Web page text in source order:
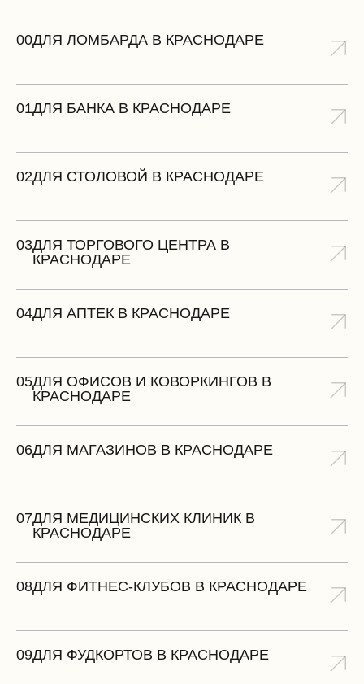
00ДЛЯ ЛОМБАРДА В КРАСНОДАРЕ
01ДЛЯ БАНКА В КРАСНОДАРЕ
02ДЛЯ СТОЛОВОЙ В КРАСНОДАРЕ
03ДЛЯ ТОРГОВОГО ЦЕНТРА В
КРАСНОДАРЕ
04ДЛЯ АПТЕК В КРАСНОДАРЕ
05ДЛЯ ОФИСОВ И КОВОРКИНГОВ В
КРАСНОДАРЕ
06ДЛЯ МАГАЗИНОВ В КРАСНОДАРЕ
07ДЛЯ МЕДИЦИНСКИХ КЛИНИК В
КРАСНОДАРЕ
08ДЛЯ ФИТНЕС-КЛУБОВ В КРАСНОДАРЕ
09ДЛЯ ФУДКОРТОВ В КРАСНОДАРЕ